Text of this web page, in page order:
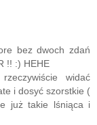
bez dwoch zdań
!! :) HEHE
widać
i dosyć szorstkie (
już takie lśniąca i